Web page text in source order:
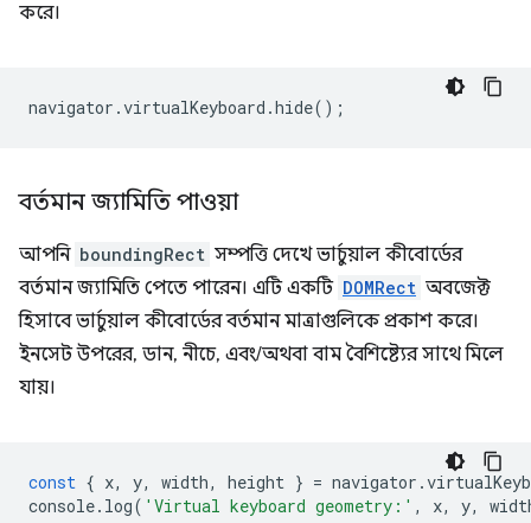
করে।
navigator .virtualKeyboard .hide();
বর্তমান জ্যামিতি পাওয়া
আপনি boundingRect সম্পত্তি দেখে ভার্চুয়াল কীবোর্ডের
বর্তমান জ্যামিতি পেতে পারেন। এটি একটি DOMRect অবজেক্ট
হিসাবে ভার্চুয়াল কীবোর্ডের বর্তমান মাত্রাগুলিকে প্রকাশ করে।
ইনসেট উপরের, ডান, নীচে, এবং/অথবা বাম বৈশিষ্ট্যের সাথে মিলে
যায়।
const { x, y, width, height } = navigator .
console. log( 'Virtual keyboard geometry:' , x, y,